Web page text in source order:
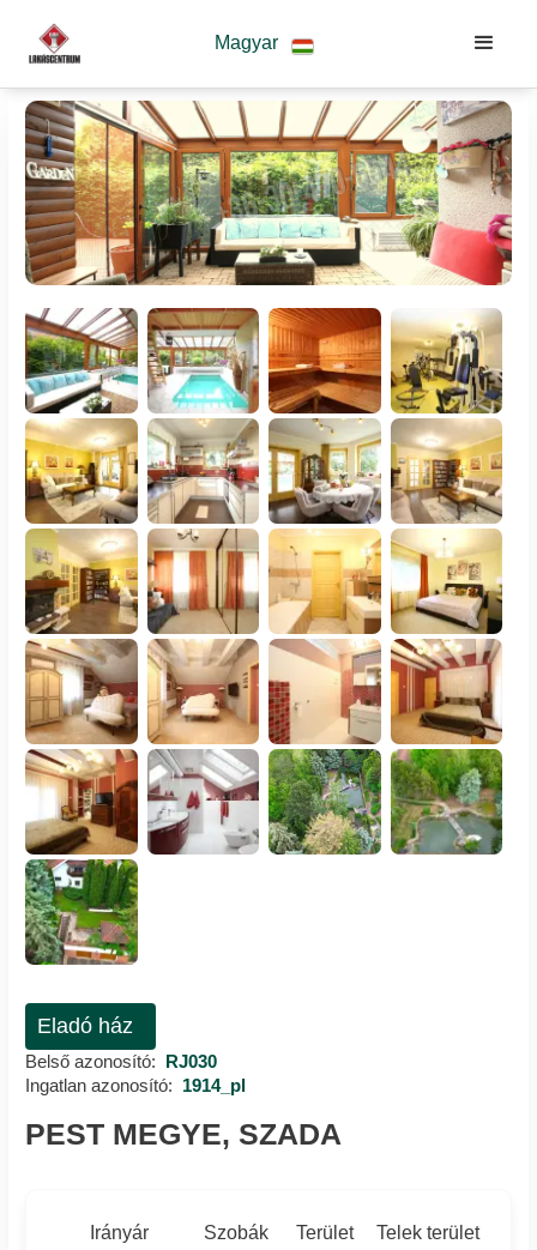
Magyar
Eladó ház
Belső azonosító: RJ030
Ingatlan azonosító: 1914_pl
PEST MEGYE, SZADA
Irányár Szobák Terület Telek terület